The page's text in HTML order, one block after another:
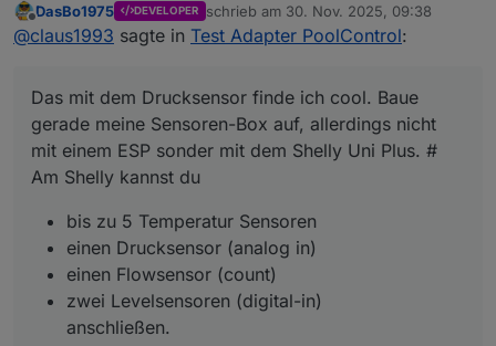
einem ESP sonder mit dem Shelly Uni Plus. #
Am Shelly kannst du
bis zu 5 Temperatur Sensoren
einen Drucksensor (analog in)
anschließen.
Für mich wollte ich die Pumpenleistung mit dem
ich, so wie bei dir es umgesetzt, ist geplant.
Füllstand bei dir inkludieren :-)
Offline
DasBo1975 DEVELOPER schrieb am 30. Nov. 2025, 09:38
zuletzt editiert von
@claus1993 sagte in Test Adapter PoolControl:
Das mit dem Drucksensor finde ich cool. Baue
gerade meine Sensoren-Box auf, allerdings nicht
mit einem ESP sonder mit dem Shelly Uni Plus. #
Am Shelly kannst du
bis zu 5 Temperatur Sensoren
einen Drucksensor (analog in)
einen Flowsensor (count)
zwei Levelsensoren (digital-in)
anschließen.